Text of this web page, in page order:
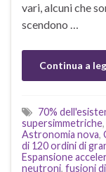
vari, alcuni che
scendono …
Continua a
70%
supersimmetriche,
Astronomia nova,
di 120 ordini di
Espansione
neutroni, fusioni